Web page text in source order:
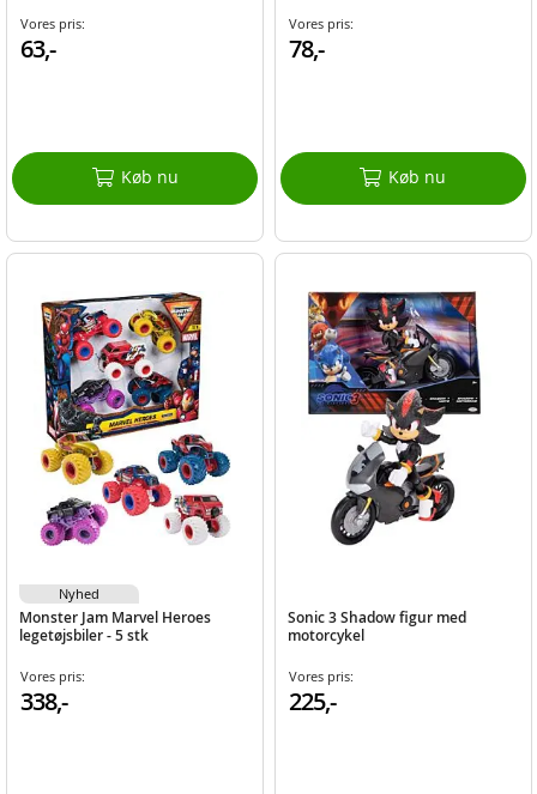
Vores pris:
63,-
Køb nu
Vores pris:
78,-
Køb nu
Monster Jam Marvel Heroes
legetøjsbiler - 5 stk
Vores pris:
338,-
Nyhed
Sonic 3 Shadow figur med
motorcykel
Vores pris:
225,-